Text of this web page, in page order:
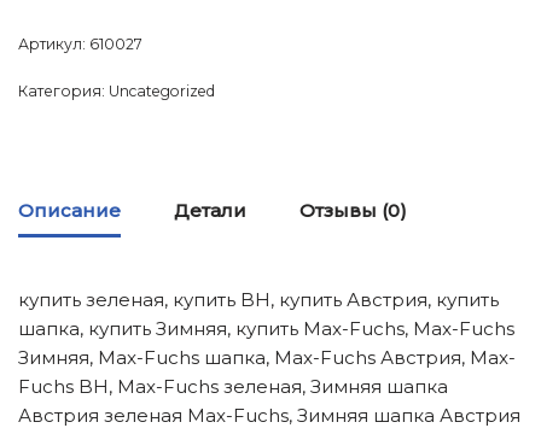
Артикул: 610027
Категория: Uncategorized
Описание Детали Отзывы (0)
купить зеленая, купить BH, купить Австрия, купить
шапка, купить Зимняя, купить Max-Fuchs, Max-Fuchs
Зимняя, Max-Fuchs шапка, Max-Fuchs Австрия, Max-
Fuchs BH, Max-Fuchs зеленая, Зимняя шапка
Австрия зеленая Max-Fuchs, Зимняя шапка Австрия